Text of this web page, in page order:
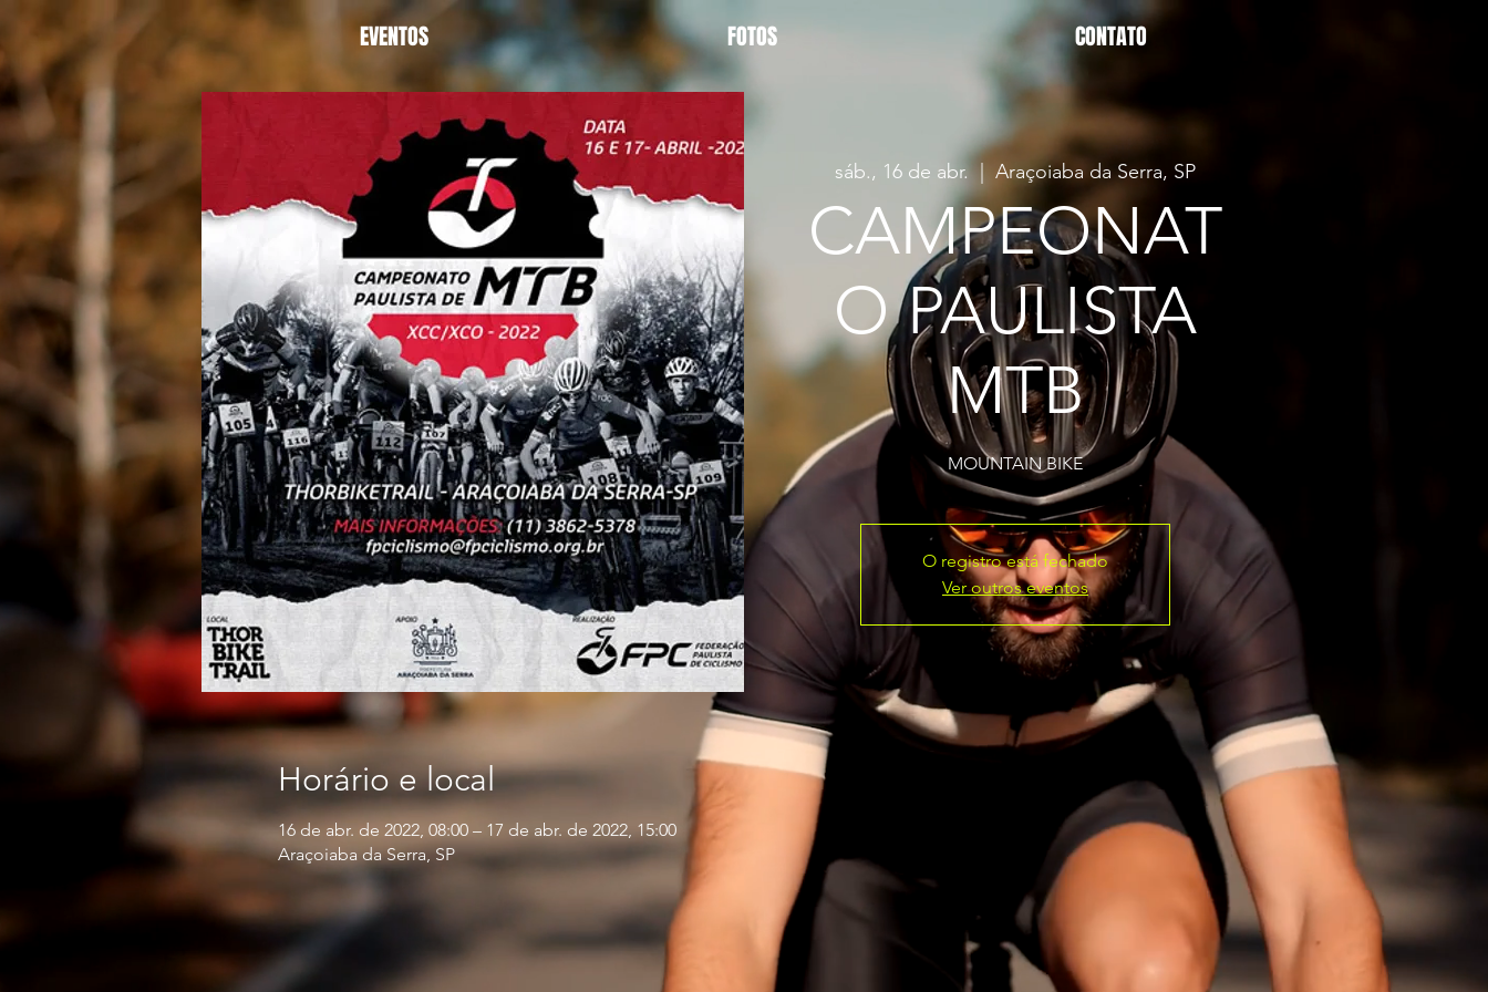
EVENTOS FOTOS CONTATO
sáb., 16 de abr. Araçoiaba da Serra, SP
CAMPEONAT
O PAULISTA
MTB
MOUNTAIN BIKE
O registro está fechado
Ver outros eventos
Horário e local
16 de abr. de 2022, 08:00 – 17 de abr. de 2022, 15:00
Araçoiaba da Serra, SP